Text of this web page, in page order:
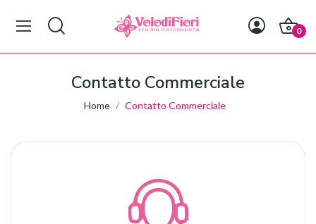
0
Contatto Commerciale
Home Contatto Commerciale